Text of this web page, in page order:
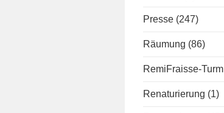
Presse (247)
Räumung (86)
RemiFraisse-Turm
Renaturierung (1)